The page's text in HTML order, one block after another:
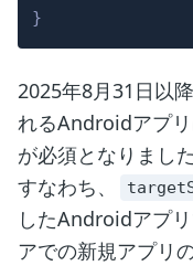
}
2025年8月31日以
れるAndroidアプ
が必須となりました
すなわち、
したAndroidアプ
アでの新規アプリ